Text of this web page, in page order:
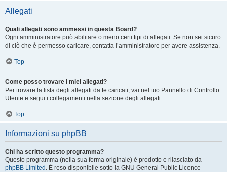
Allegati
Quali allegati sono ammessi in questa Board?
Ogni amministratore può abilitare o meno certi tipi di allegati. Se non sei sicuro
di ciò che è permesso caricare, contatta l’amministratore per avere assistenza.
Top
Come posso trovare i miei allegati?
Per trovare la lista degli allegati da te caricati, vai nel tuo Pannello di Controllo
Utente e segui i collegamenti nella sezione degli allegati.
Top
Informazioni su phpBB
Chi ha scritto questo programma?
Questo programma (nella sua forma originale) è prodotto e rilasciato da
phpBB Limited . È reso disponibile sotto la GNU General Public Licence